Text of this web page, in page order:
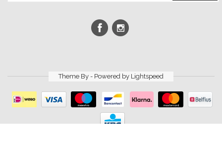
Theme By - Powered by Lightspeed